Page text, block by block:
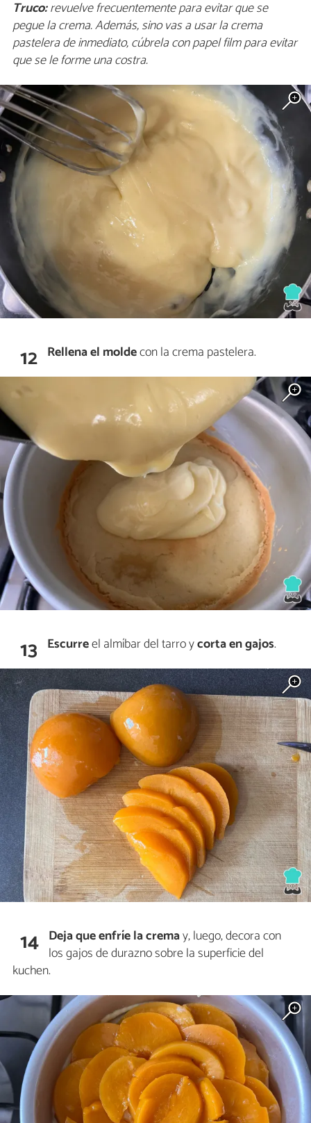
Truco:revuelve frecuentemente para evitar que se
pegue la crema. Además, sino vas a usar la crema
pastelera de inmediato, cúbrela con papel film para evitar
que se le forme una costra.
12 Rellena el moldecon la crema pastelera.
13 Escurreel almíbar del tarro ycorta en gajos.
14 Deja que enfríe la cremay, luego, decora con
los gajos de durazno sobre la superficie del
kuchen.